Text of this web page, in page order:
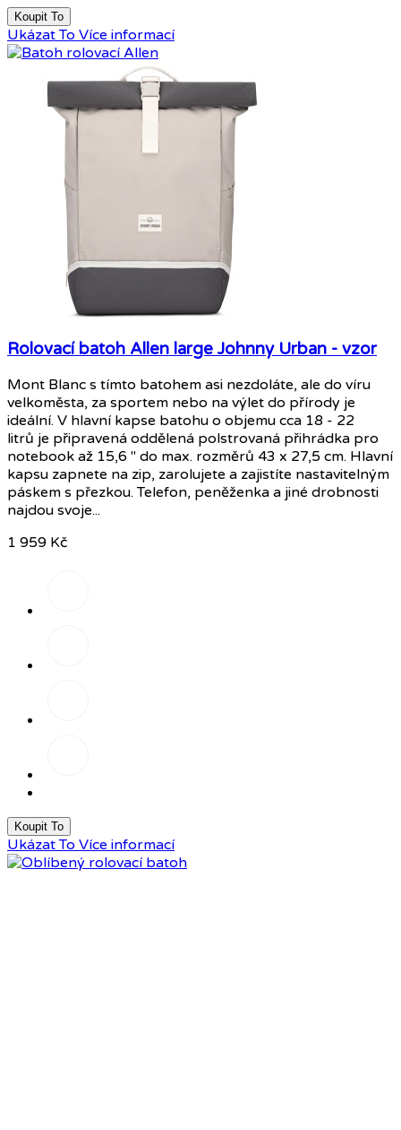
Koupit To
Ukázat To Více informací
Rolovací batoh Allen large Johnny Urban - vzor
Mont Blanc s tímto batohem asi nezdoláte, ale do víru
velkoměsta, za sportem nebo na výlet do přírody je
ideální. V hlavní kapse batohu o objemu cca 18 - 22
litrů je připravená oddělená polstrovaná přihrádka pro
notebook až 15,6 " do max. rozměrů 43 x 27,5 cm. Hlavní
kapsu zapnete na zip, zarolujete a zajistíte nastavitelným
páskem s přezkou. Telefon, peněženka a jiné drobnosti
najdou svoje...
1 959 Kč
Koupit To
Ukázat To Více informací